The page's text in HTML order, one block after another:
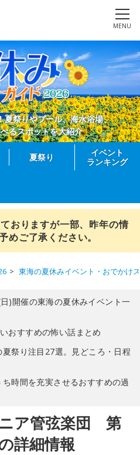
MENU
夏祭りやプール、海水浴場、
るスポットを大紹介
夏祭り
イベント
ランキング
おりますが一部、昨年の情
めご了承ください。
東海の夏休みイベント・おでかけ
)開催の東海の夏休みイベント一
おすすめの怖い話まとめ
夏祭り注目27選。見どころ・日程
ち時間を充実させるおすすめの過
ア管弦楽団 第
詳細情報